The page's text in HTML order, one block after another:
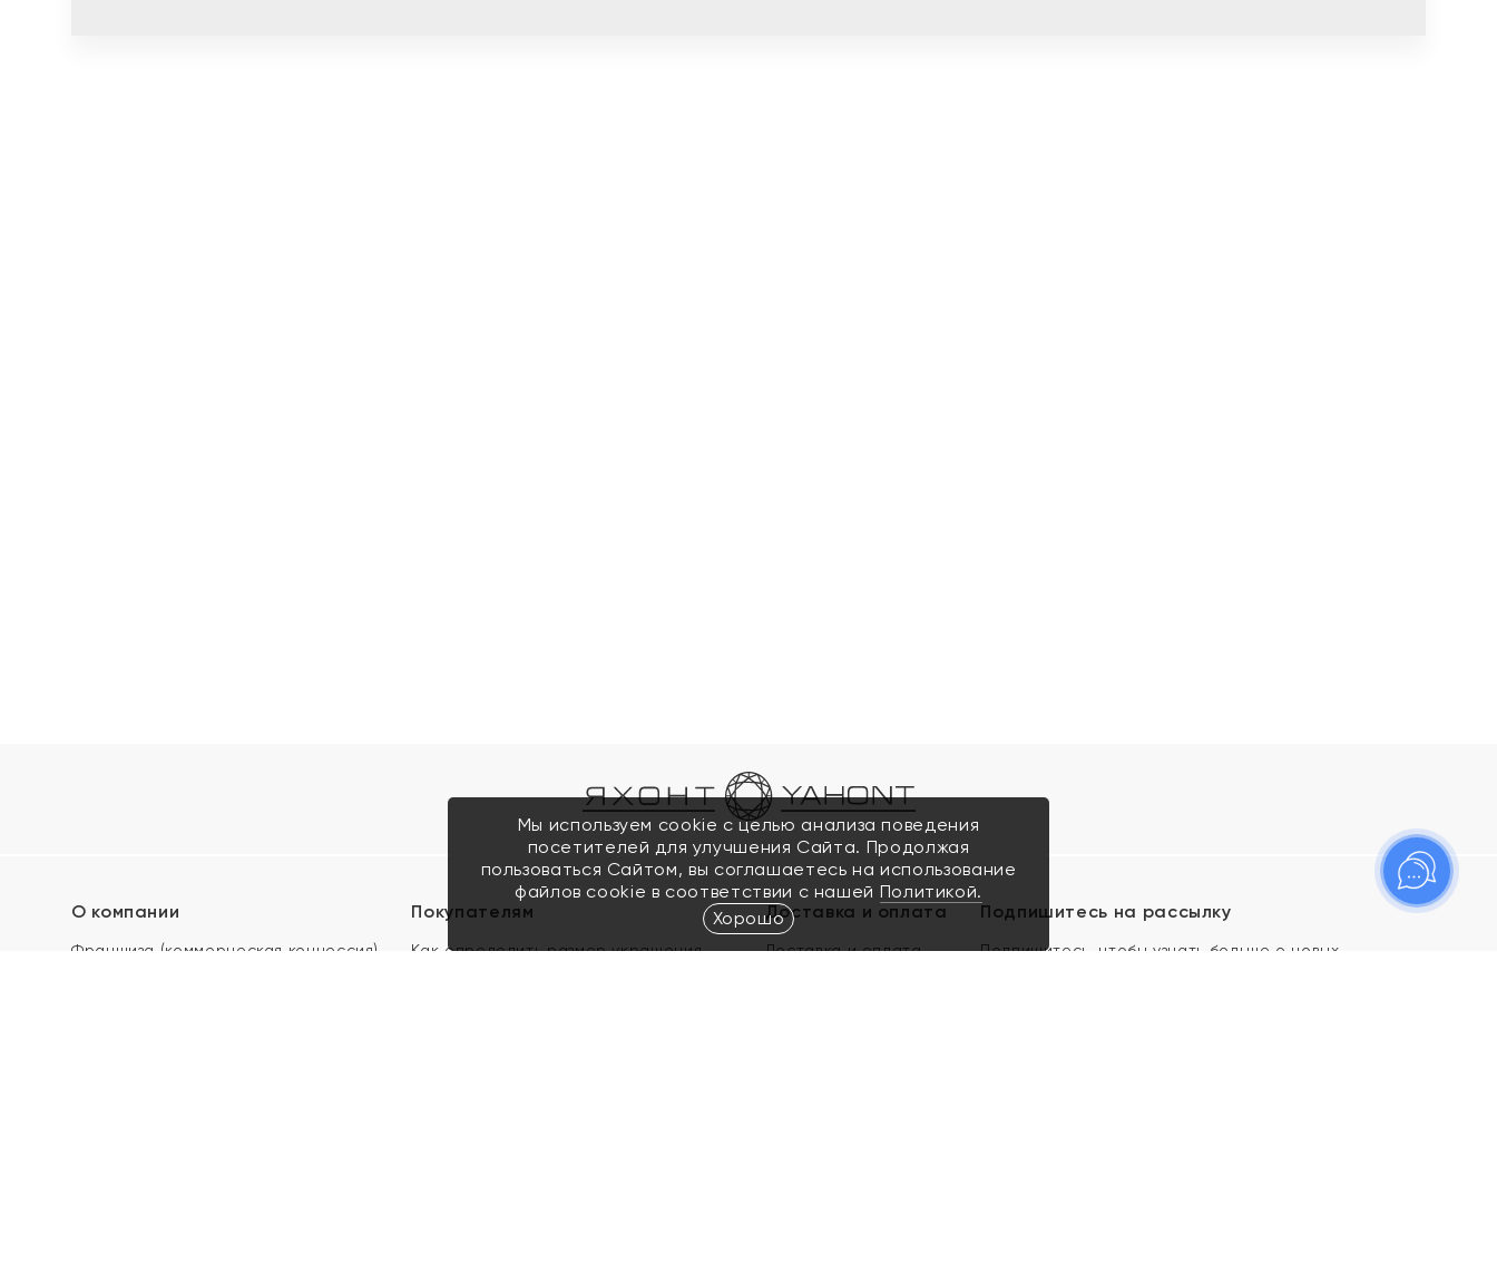
О компании
Франшиза (коммерческая концессия)
Покупателям
Как определить размер украшения
Доставка и оплата
Доставка и оплата
Подпишитесь на рассылку
Подпишитесь, чтобы узнать больше о новых
Мы используем cookie с целью анализа поведения
посетителей для улучшения Сайта. Продолжая
пользоваться Сайтом, вы соглашаетесь на использование
файлов cookie в соответствии с нашей Политикой.
Хорошо